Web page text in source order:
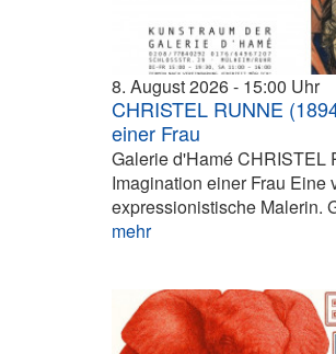
8. August 2026 15:00
CHRISTEL RUNNE
einer Frau
Galerie d'Hamé CHRISTEL
Imagination einer Frau Eine
expressionistische Malerin.
mehr